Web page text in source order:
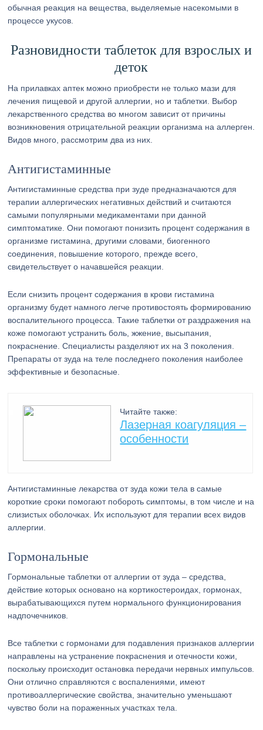
обычная реакция на вещества, выделяемые насекомыми в
процессе укусов.
Разновидности таблеток для взрослых и
деток
На прилавках аптек можно приобрести не только мази для
лечения пищевой и другой аллергии, но и таблетки. Выбор
лекарственного средства во многом зависит от причины
возникновения отрицательной реакции организма на аллерген.
Видов много, рассмотрим два из них.
Антигистаминные
Антигистаминные средства при зуде предназначаются для
терапии аллергических негативных действий и считаются
самыми популярными медикаментами при данной
симптоматике. Они помогают понизить процент содержания в
организме гистамина, другими словами, биогенного
соединения, повышение которого, прежде всего,
свидетельствует о начавшейся реакции.
Если снизить процент содержания в крови гистамина
организму будет намного легче противостоять формированию
воспалительного процесса. Такие таблетки от раздражения на
коже помогают устранить боль, жжение, высыпания,
покраснение. Специалисты разделяют их на 3 поколения.
Препараты от зуда на теле последнего поколения наиболее
эффективные и безопасные.
Читайте также:
Лазерная коагуляция –
особенности
Антигистаминные лекарства от зуда кожи тела в самые
короткие сроки помогают побороть симптомы, в том числе и на
слизистых оболочках. Их используют для терапии всех видов
аллергии.
Гормональные
Гормональные таблетки от аллергии от зуда – средства,
действие которых основано на кортикостероидах, гормонах,
вырабатывающихся путем нормального функционирования
надпочечников.
Все таблетки с гормонами для подавления признаков аллергии
направлены на устранение покраснения и отечности кожи,
поскольку происходит остановка передачи нервных импульсов.
Они отлично справляются с воспалениями, имеют
противоаллергические свойства, значительно уменьшают
чувство боли на пораженных участках тела.